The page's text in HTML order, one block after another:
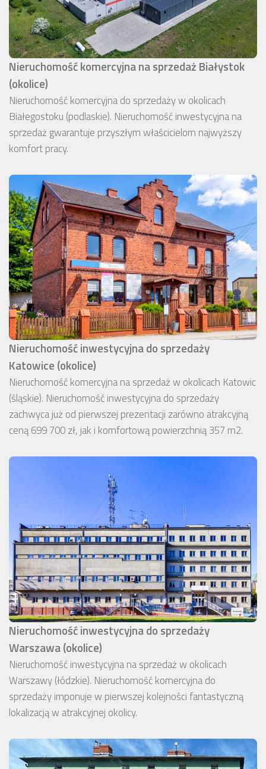
Nieruchomość komercyjna na sprzedaż Białystok
(okolice)
Nieruchomość komercyjna do sprzedaży w okolicach
Białegostoku (podlaskie). Nieruchomość inwestycyjna na
sprzedaż gwarantuje przyszłym właścicielom najwyższy
komfort pracy.
Nieruchomość inwestycyjna do sprzedaży
Katowice (okolice)
Nieruchomość komercyjna na sprzedaż w okolicach Katowic
(śląskie). Nieruchomość inwestycyjna do sprzedaży
zachwyca już od pierwszej prezentacji zarówno atrakcyjną
ceną 699 700 zł, jak i komfortową powierzchnią 357 m2.
Nieruchomość inwestycyjna do sprzedaży
Warszawa (okolice)
Nieruchomość inwestycyjna na sprzedaż w okolicach
Warszawy (łódzkie). Nieruchomość komercyjna do
sprzedaży imponuje w pierwszej kolejności fantastyczną
lokalizacją w atrakcyjnej okolicy.